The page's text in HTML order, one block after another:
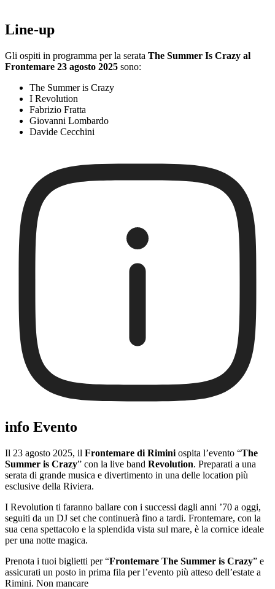
Line-up
Gli ospiti in programma per la serata The Summer Is Crazy al
Frontemare 23 agosto 2025 sono:
The Summer is Crazy
I Revolution
Fabrizio Fratta
Giovanni Lombardo
Davide Cecchini
info Evento
Il 23 agosto 2025, il Frontemare di Rimini ospita l’evento “The
Summer is Crazy” con la live band Revolution. Preparati a una
serata di grande musica e divertimento in una delle location più
esclusive della Riviera.
I Revolution ti faranno ballare con i successi dagli anni ’70 a oggi,
seguiti da un DJ set che continuerà fino a tardi. Frontemare, con la
sua cena spettacolo e la splendida vista sul mare, è la cornice ideale
per una notte magica.
Prenota i tuoi biglietti per “Frontemare The Summer is Crazy” e
assicurati un posto in prima fila per l’evento più atteso dell’estate a
Rimini. Non mancare